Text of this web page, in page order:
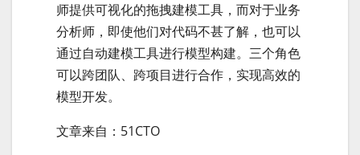
师提供可视化的拖拽建模工具，而对于业务
分析师，即使他们对代码不甚了解，也可以
通过自动建模工具进行模型构建。三个角色
可以跨团队、跨项目进行合作，实现高效的
模型开发。
文章来自：51CTO